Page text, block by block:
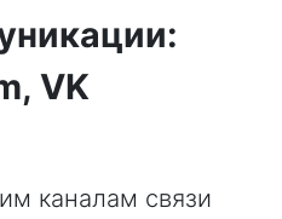
VK
каналам связи